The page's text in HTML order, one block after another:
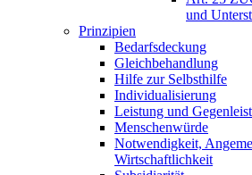
und
Prinzipien
Bedarfsdeckung
Gleichbehandlung
Hilfe zur Selbsthilfe
Individualisierung
Leistung und
Menschenwürde
Notwendigkeit,
Wirtschaftlichkeit